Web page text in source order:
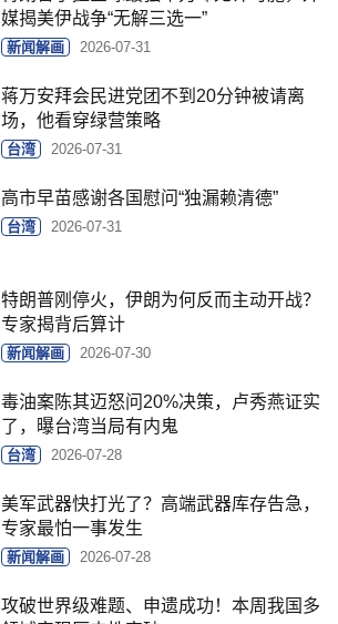
媒揭美伊战争“无解三选一”
新闻解画 2026-07-31
蒋万安拜会民进党团不到20分钟被请离
场，他看穿绿营策略
台湾 2026-07-31
高市早苗感谢各国慰问“独漏赖清德”
台湾 2026-07-31
特朗普刚停火，伊朗为何反而主动开战？
专家揭背后算计
新闻解画 2026-07-30
毒油案陈其迈怒问20%决策，卢秀燕证实
了，曝台湾当局有内鬼
台湾 2026-07-28
美军武器快打光了？高端武器库存告急，
专家最怕一事发生
新闻解画 2026-07-28
攻破世界级难题、申遗成功！本周我国多